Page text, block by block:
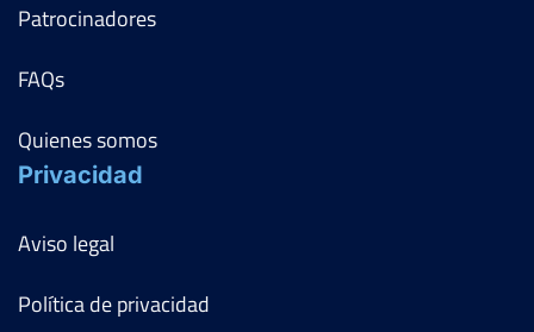
Patrocinadores
FAQs
Quienes somos
Privacidad
Aviso legal
Política de privacidad